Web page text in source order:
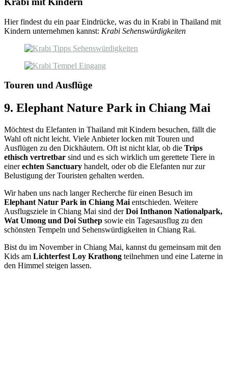
Hier findest du ein paar Eindrücke, was du in Krabi in Thailand mit
Kindern unternehmen kannst: Krabi Sehenswürdigkeiten
Touren und Ausflüge
9. Elephant Nature Park in Chiang Mai
Möchtest du Elefanten in Thailand mit Kindern besuchen, fällt die
Wahl oft nicht leicht. Viele Anbieter locken mit Touren und
Ausflügen zu den Dickhäutern. Oft ist nicht klar, ob die Trips
ethisch vertretbar sind und es sich wirklich um gerettete Tiere in
einerechten Sanctuary handelt, oder ob die Elefanten nur zur
Belustigung der Touristen gehalten werden.
Wir haben uns nach langer Recherche für einen Besuch im
Elephant Natur Park in Chiang Mai entschieden. Weitere
Ausflugsziele in Chiang Mai sind derDoi Inthanon Nationalpark,
Wat Umong und Doi Suthep sowie ein Tagesausflug zu den
schönsten Tempeln und Sehenswürdigkeiten in Chiang Rai.
Bist du im November in Chiang Mai, kannst du gemeinsam mit den
Kids am Lichterfest Loy Krathong teilnehmen und eine Laterne in
den Himmel steigen lassen.